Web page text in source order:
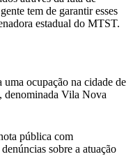
tem de garantir esses
estadual do MTST.
ocupação na cidade de
denominada Vila Nova
pública com
sobre a atuação